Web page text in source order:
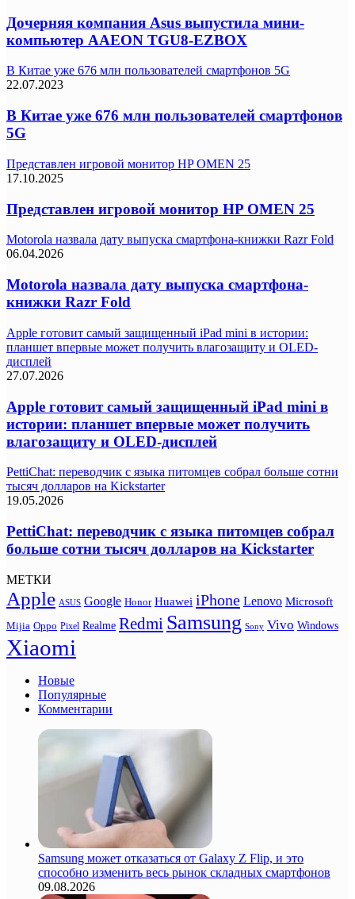
Дочерняя компания Asus выпустила мини-
компьютер AAEON TGU8-EZBOX
В Китае уже 676 млн пользователей смартфонов 5G
22.07.2023
В Китае уже 676 млн пользователей смартфонов
5G
Представлен игровой монитор HP OMEN 25
17.10.2025
Представлен игровой монитор HP OMEN 25
Motorola назвала дату выпуска смартфона-книжки Razr Fold
06.04.2026
Motorola назвала дату выпуска смартфона-
книжки Razr Fold
Apple готовит самый защищенный iPad mini в истории:
планшет впервые может получить влагозащиту и OLED-
дисплей
27.07.2026
Apple готовит самый защищенный iPad mini в
истории: планшет впервые может получить
влагозащиту и OLED-дисплей
PettiChat: переводчик с языка питомцев собрал больше сотни
тысяч долларов на Kickstarter
19.05.2026
PettiChat: переводчик с языка питомцев собрал
больше сотни тысяч долларов на Kickstarter
МЕТКИ
Apple ASUS Google Honor Huawei iPhone Lenovo Microsoft
Mijia Oppo Pixel Realme Redmi Samsung Sony Vivo Windows
Xiaomi
Новые
Популярные
Комментарии
Samsung может отказаться от Galaxy Z Flip, и это
способно изменить весь рынок складных смартфонов
09.08.2026